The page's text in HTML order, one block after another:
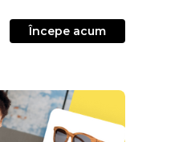
Începe acum